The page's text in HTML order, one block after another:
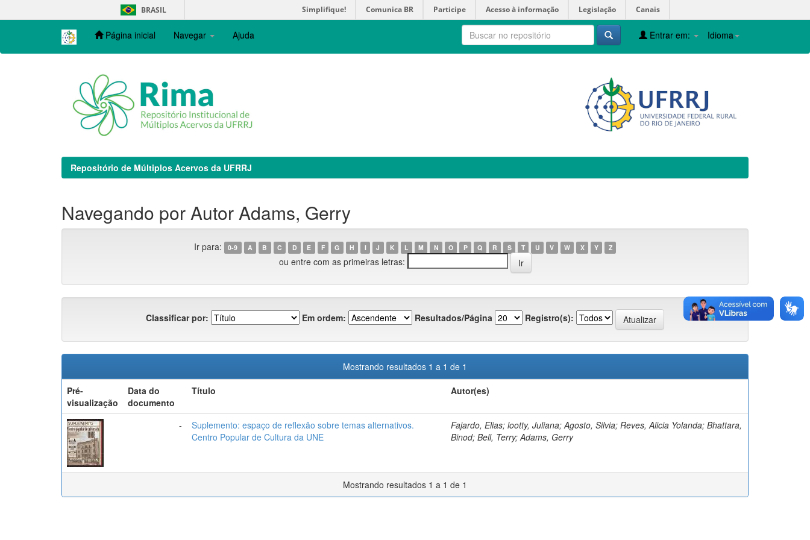
navigation
BRASIL Simplifique! Comunica BR Participe Acesso à informação Legislação Canais
Página inicial Navegar Ajuda Idioma
Entrar em:
Repositório de Múltiplos Acervos da UFRRJ
Navegando por Autor Adams, Gerry
Ir para: 0-9 A B C D E F G H I J K L M N O P Q R S T U V W X Y Z
ou entre com as primeiras letras:
Classificar por: Em ordem: Resultados/Página Registro(s):
Mostrando resultados 1 a 1 de 1
Pré-
visualização
Data do
documento
Título Autor(es)
-
Suplemento: espaço de reflexão sobre temas alternativos.
Centro Popular de Cultura da UNE
Fajardo, Elias; lootty, Juliana; Agosto, Silvia; Reves, Alicia Yolanda; Bhattara,
Binod; Bell, Terry; Adams, Gerry
Mostrando resultados 1 a 1 de 1